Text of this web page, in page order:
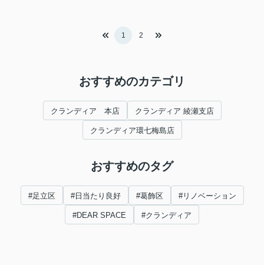
1 2
おすすめのカテゴリ
クランディア 本店 クランディア 綾瀬支店
クランディア環七梅島店
おすすめのタグ
#足立区 #日当たり良好 #葛飾区 #リノベーション
#DEAR SPACE #クランディア